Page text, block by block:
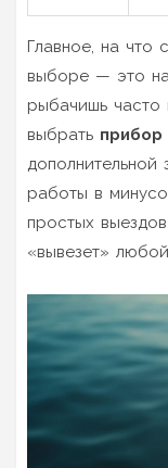
Главное, на что
выборе — это
рыбачишь часто
выбрать
работы в
простых
«вывезет»